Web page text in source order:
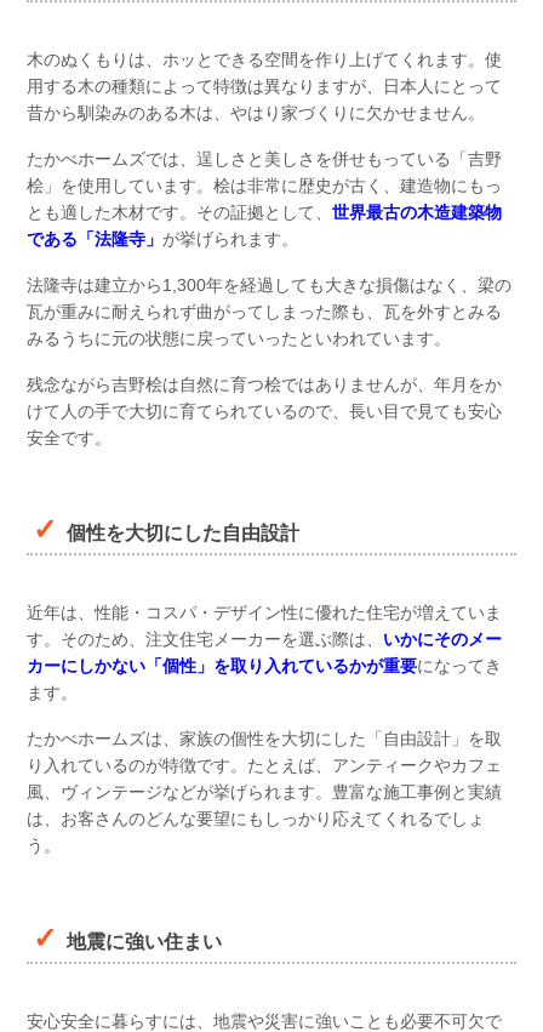
木のぬくもりは、ホッとできる空間を作り上げてくれます。使
用する木の種類によって特徴は異なりますが、日本人にとって
昔から馴染みのある木は、やはり家づくりに欠かせません。
たかべホームズでは、逞しさと美しさを併せもっている「吉野
桧」を使用しています。桧は非常に歴史が古く、建造物にもっ
とも適した木材です。その証拠として、 世界最古の木造建築物
である「法隆寺」 が挙げられます。
法隆寺は建立から1,300年を経過しても大きな損傷はなく、梁の
瓦が重みに耐えられず曲がってしまった際も、瓦を外すとみる
みるうちに元の状態に戻っていったといわれています。
残念ながら吉野桧は自然に育つ桧ではありませんが、年月をか
けて人の手で大切に育てられているので、長い目で見ても安心
安全です。
個性を大切にした自由設計
近年は、性能・コスパ・デザイン性に優れた住宅が増えていま
す。そのため、注文住宅メーカーを選ぶ際は、 いかにそのメー
カーにしかない「個性」を取り入れているかが重要になってき
ます。
たかべホームズは、家族の個性を大切にした「自由設計」を取
り入れているのが特徴です。たとえば、アンティークやカフェ
風、ヴィンテージなどが挙げられます。豊富な施工事例と実績
は、お客さんのどんな要望にもしっかり応えてくれるでしょ
う。
地震に強い住まい
安心安全に暮らすには、地震や災害に強いことも必要不可欠で